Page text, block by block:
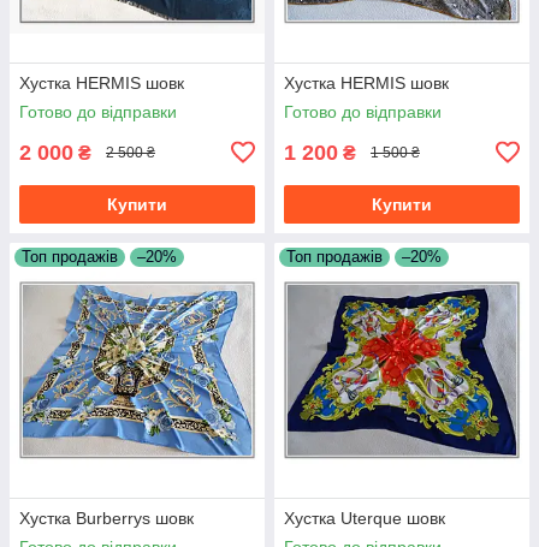
Хустка HERMIS шовк
Готово до відправки
2 000 ₴ 2 500 ₴
Купити
Хустка HERMIS шовк
Готово до відправки
1 200 ₴ 1 500 ₴
Купити
Топ продажів –20%
Хустка Burberrys шовк
Топ продажів –20%
Хустка Uterque шовк